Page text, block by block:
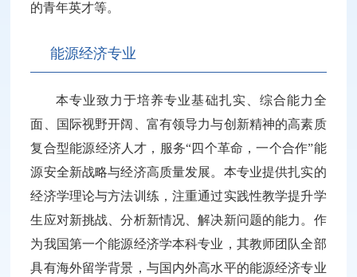
的青年英才等。
能源经济专业
本专业致力于培养专业基础扎实、综合能力全
面、国际视野开阔、富有领导力与创新精神的高素质
复合型能源经济人才，服务“四个革命，一个合作”能
源安全新战略与经济高质量发展。本专业提供扎实的
经济学理论与方法训练，注重通过实践性教学提升学
生应对新挑战、分析新情况、解决新问题的能力。作
为我国第一个能源经济学本科专业，其教师团队全部
具有海外留学背景，与国内外高水平的能源经济专业